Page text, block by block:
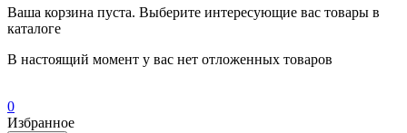
Ваша корзина пуста. Выберите интересующие вас товары в
каталоге
В настоящий момент у вас нет отложенных товаров
0
Избранное